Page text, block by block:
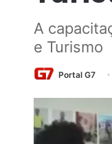
A
e Turismo
Portal G7